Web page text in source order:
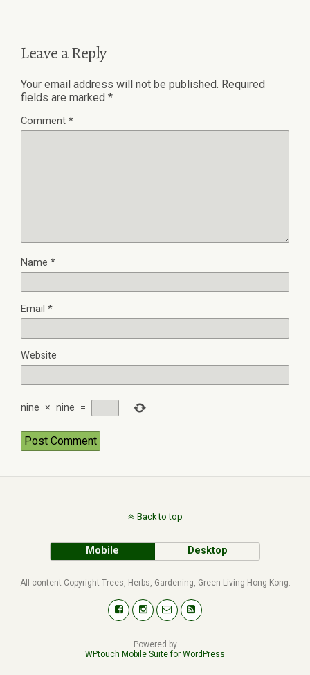
Leave a Reply
Your email address will not be published. Required
fields are marked *
Comment *
Name *
Email *
Website
nine × nine =
Back to top
Mobile Desktop
All content Copyright Trees, Herbs, Gardening, Green Living Hong Kong.
Powered by
WPtouch Mobile Suite for WordPress